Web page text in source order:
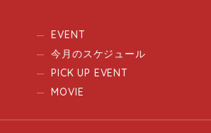
EVENT
今月のスケジュール
PICK UP EVENT
MOVIE